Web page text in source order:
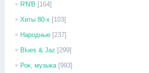
R'N'B [164]
Хиты 80-х [103]
Народные [237]
Blues & Jaz [299]
Рок, музыка [993]